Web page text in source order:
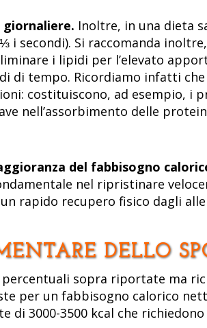
giornaliere. Inoltre, in una dieta
secondi). Si raccomanda
i lipidi per l’elevato
di tempo. Ricordiamo infatti
costituiscono, ad esempio, i
nell’assorbimento delle
del fabbisogno
nel ripristinare
rapido recupero fisico dagli
DELLO
sopra riportate ma
per un fabbisogno calorico
di 3000-3500 kcal che